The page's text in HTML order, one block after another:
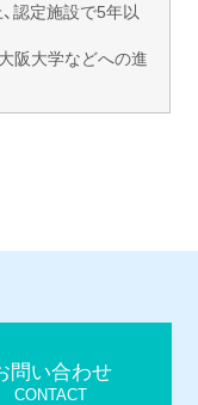
認定施設で5年以
阪大学などへの進
問い合わせ
CONTACT